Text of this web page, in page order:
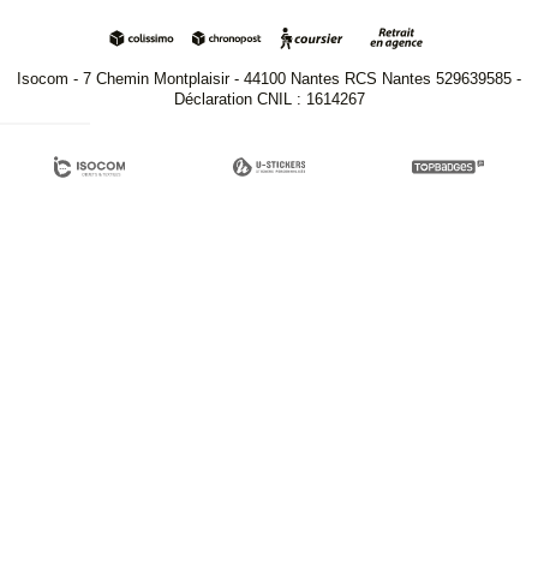
Isocom - 7 Chemin Montplaisir - 44100 Nantes RCS Nantes 529639585 -
Déclaration CNIL : 1614267